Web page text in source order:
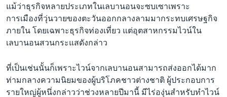
แม้ว่าธุรกิจหลายประเภทในเลบานอนจะซบเซาเพราะ
การเมืองที่วุ่นวายของตะวันออกกลางลามมากระทบเศรษฐกิจ
ภายใน โดยเฉพาะธุรกิจท่องเที่ยว แต่อุตสาหกรรมไวน์ใน
เลบานอนสวนกระแสดังกล่าว
ที่เป็นเช่นนั้นก็เพราะไวน์จากเลบานอนสามารถส่งออกได้มาก
ท่ามกลางความนิยมของผู้บริโภคชาวต่างชาติ ผู้ประกอบการ
รายใหญ่ผู้หนึ่งกล่าวว่าช่วงหลายปีมานี้ มีไร่องุ่นสำหรับทำไวน์